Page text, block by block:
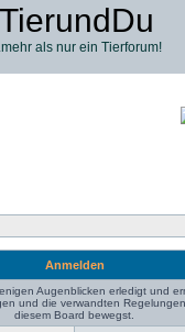
TierundDu
als nur ein Tierforum!
Anmelden
Augenblicken erledigt und
und die verwandten
diesem Board bewegst.